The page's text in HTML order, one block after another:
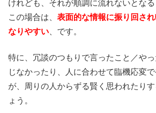
けれども、それが順調に流れないとな
この場合は、 表面的な情報に振り回さ
なりやすい 、です。
特に、冗談のつもりで言ったこと／や
じなかったり、人に合わせて臨機応変
が、周りの人からずる賢く思われたり
ょう。